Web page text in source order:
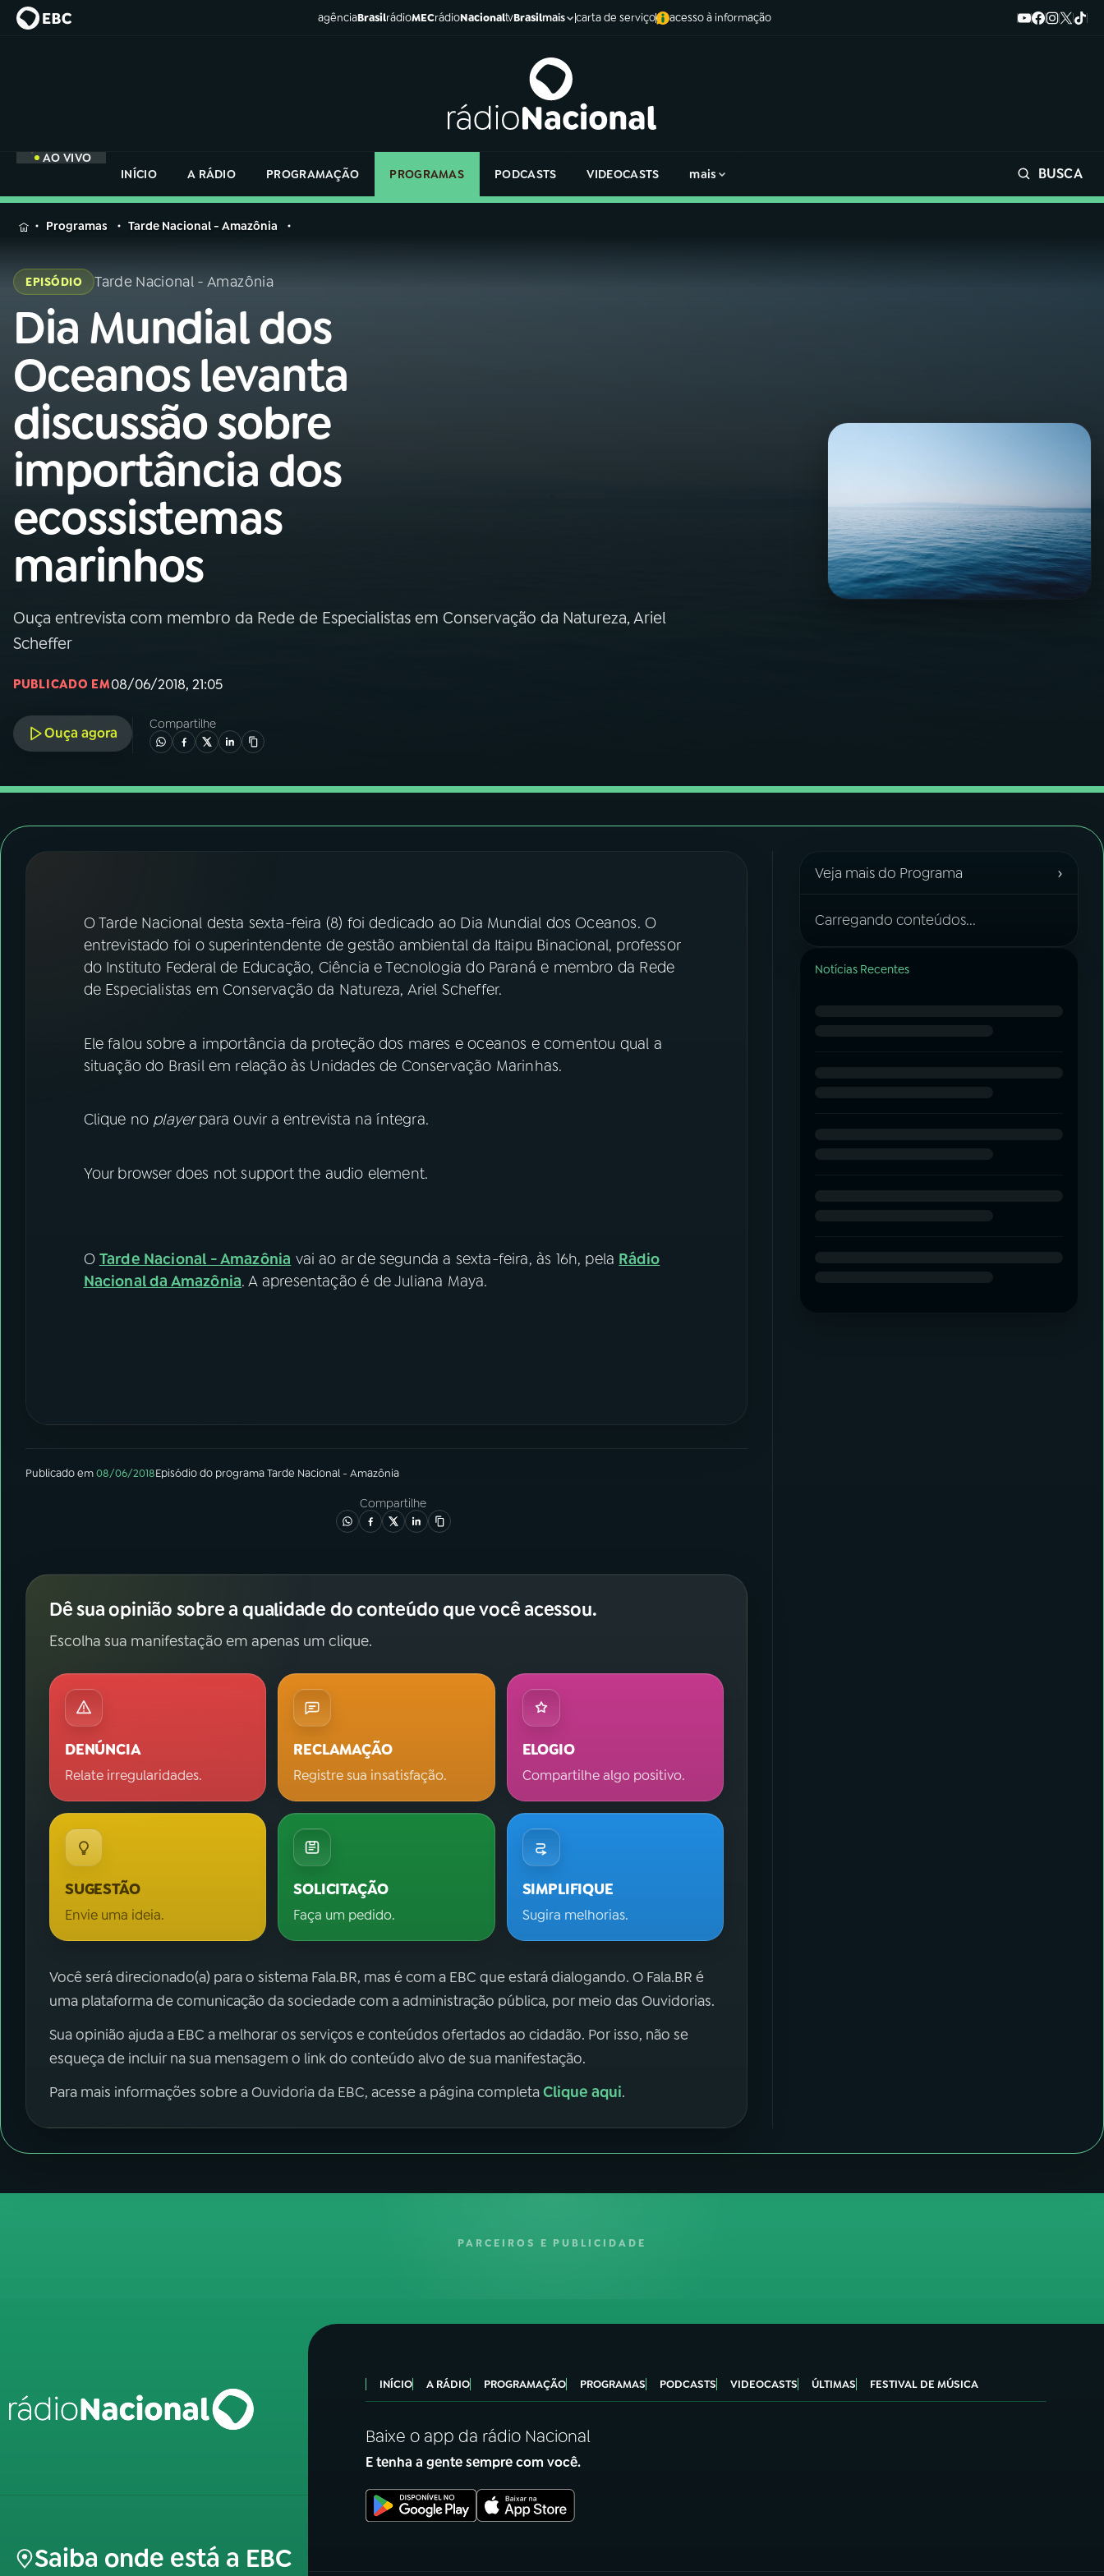
agênciaBrasilrádioMECrádioNacionaltvBrasilmais carta de serviço acesso à informação
AO VIVO
INÍCIO
A RÁDIO PROGRAMAÇÃO PROGRAMAS PODCASTS VIDEOCASTS mais BUSCA
MENU
Buscar
na
Rádio
Nacional
AO VIVO
01INÍCIO
02 A RÁDIO
03 PROGRAMAÇÃO
04PROGRAMAS
06VIDEOCASTS
07ÚLTIMAS
08FESTIVAL DE MÚSICA
Instagram
na
Rádio
Nacional
Programas Tarde Nacional - Amazônia
EPISÓDIO Tarde Nacional - Amazônia
Dia Mundial dos
Oceanos levanta
discussão sobre
importância dos
ecossistemas
marinhos
Ouça entrevista com membro da Rede de Especialistas em Conservação da Natureza, Ariel
Scheffer
PUBLICADO EM08/06/2018, 21:05
Ouça agora
Compartilhe
O Tarde Nacional desta sexta-feira (8) foi dedicado ao Dia Mundial dos Oceanos. O
entrevistado foi o superintendente de gestão ambiental da Itaipu Binacional, professor
do Instituto Federal de Educação, Ciência e Tecnologia do Paraná e membro da Rede
de Especialistas em Conservação da Natureza, Ariel Scheffer.
Ele falou sobre a importância da proteção dos mares e oceanos e comentou qual a
situação do Brasil em relação às Unidades de Conservação Marinhas.
Clique no playerpara ouvir a entrevista na íntegra.
Your browser does not support the audio element.
O Tarde Nacional - Amazônia vai ao ar de segunda a sexta-feira, às 16h, pela Rádio
Nacional da Amazônia. A apresentação é de Juliana Maya.
Publicado em08/06/2018Episódiodo programaTarde Nacional - Amazônia
Compartilhe
Dê sua opinião sobre a qualidade do conteúdo que você acessou.
Escolha sua manifestação em apenas um clique.
DENÚNCIA
Relate irregularidades.
RECLAMAÇÃO
Registre sua insatisfação.
ELOGIO
Compartilhe algo positivo.
SUGESTÃO
Envie uma ideia.
SOLICITAÇÃO
Faça um pedido.
SIMPLIFIQUE
Sugira melhorias.
Você será direcionado(a) para o sistema Fala.BR, mas é com a EBC que estará dialogando. O Fala.BR é
uma plataforma de comunicação da sociedade com a administração pública, por meio das Ouvidorias.
Sua opinião ajuda a EBC a melhorar os serviços e conteúdos ofertados ao cidadão. Por isso, não se
esqueça de incluir na sua mensagem o link do conteúdo alvo de sua manifestação.
Para mais informações sobre a Ouvidoria da EBC, acesse a página completaClique aqui.
Veja mais do Programa ›
Carregando conteúdos...
Notícias Recentes
PARCEIROS E PUBLICIDADE
Saiba onde está a EBC
INÍCIO A RÁDIO PROGRAMAÇÃO PROGRAMAS PODCASTS VIDEOCASTS ÚLTIMAS FESTIVAL DE MÚSICA
Baixe o app da rádio Nacional
E tenha a gente sempre com você.